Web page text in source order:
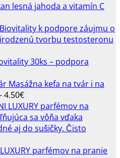
lesná jahoda a vitamín C
30ks – podpora
Masážna kefa na tvár i na
4.50€Price
range:
2.50€
through
parfémov na pranie